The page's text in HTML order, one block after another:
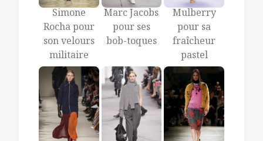
Simone
Rocha pour
son velours
militaire
Marc Jacobs
pour ses
bob-toques
Mulberry
pour sa
fraîcheur
pastel